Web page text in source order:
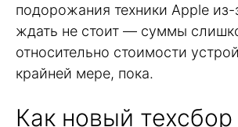
подорожания техники Apple из-
ждать не стоит — суммы
относительно стоимости
крайней мере, пока.
Как новый техсбор